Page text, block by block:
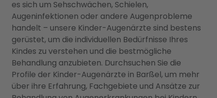
es sich um Sehschwächen, Schielen,
Augeninfektionen oder andere Augenprobleme
handelt – unsere Kinder-Augenärzte sind bestens
gerüstet, um die individuellen Bedürfnisse Ihres
Kindes zu verstehen und die bestmögliche
Behandlung anzubieten. Durchsuchen Sie die
Profile der Kinder-Augenärzte in Barßel, um mehr
über ihre Erfahrung, Fachgebiete und Ansätze zur